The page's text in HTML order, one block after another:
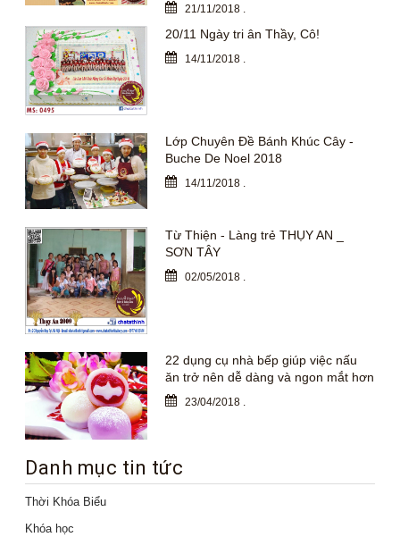
21/11/2018 .
20/11 Ngày tri ân Thầy, Cô!
14/11/2018 .
Lớp Chuyên Đề Bánh Khúc Cây -
Buche De Noel 2018
14/11/2018
Từ Thiện - Làng trẻ THỤY AN _
SƠN TÂY
02/05/2018
22 dụng cụ nhà bếp giúp việc nấu
ăn trở nên dễ dàng và ngon mắt hơn
23/04/2018 .
Danh mục tin tức
Thời Khóa Biểu
Khóa học